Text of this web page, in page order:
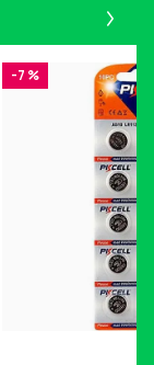
6-rørs
-7 %